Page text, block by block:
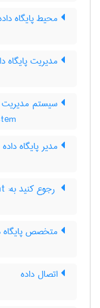
محیط پایگاه
مدیریت پایگاه
سیستم مدیریت
مدیر پایگاه داده
متخصص پایگاه
اتصال داده